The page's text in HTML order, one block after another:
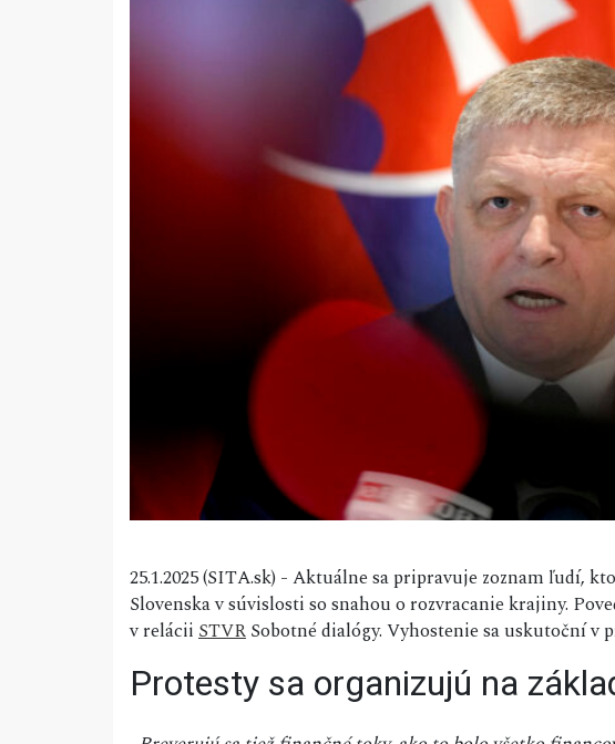
25.1.2025 (SITA.sk) - Aktuálne sa pripravuje zoznam ľudí,
Slovenska v súvislosti so snahou o rozvracanie krajiny.
v reláciiSTVRSobotné dialógy. Vyhostenie sa uskutoční v
Protesty sa organizujú na